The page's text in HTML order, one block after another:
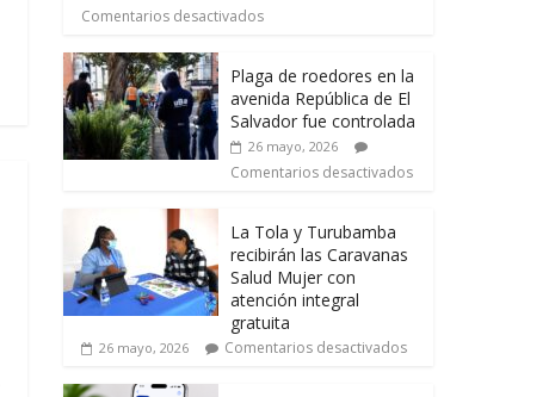
Comentarios desactivados
Plaga de roedores en la
avenida República de El
Salvador fue controlada
26 mayo, 2026
Comentarios desactivados
La Tola y Turubamba
recibirán las Caravanas
Salud Mujer con
atención integral
gratuita
26 mayo, 2026 Comentarios desactivados